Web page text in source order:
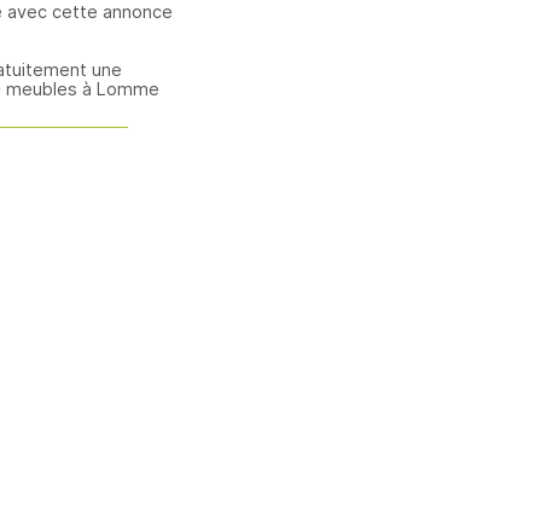
avec cette annonce
une
meubles à Lomme